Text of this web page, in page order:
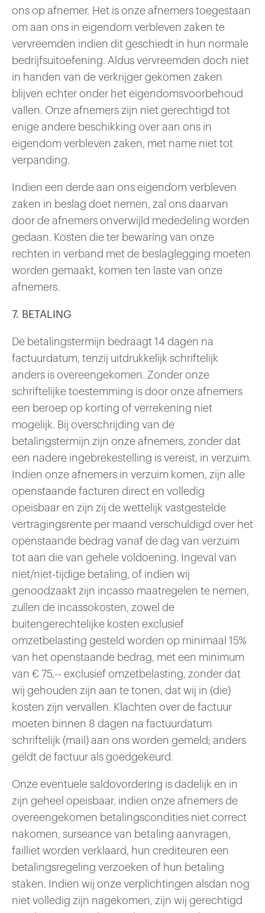
ons op afnemer. Het is onze afnemers toegestaan
om aan ons in eigendom verbleven zaken te
vervreemden indien dit geschiedt in hun normale
bedrijfsuitoefening. Aldus vervreemden doch niet
in handen van de verkrijger gekomen zaken
blijven echter onder het eigendomsvoorbehoud
vallen. Onze afnemers zijn niet gerechtigd tot
enige andere beschikking over aan ons in
eigendom verbleven zaken, met name niet tot
verpanding.
Indien een derde aan ons eigendom verbleven
zaken in beslag doet nemen, zal ons daarvan
door de afnemers onverwijld mededeling worden
gedaan. Kosten die ter bewaring van onze
rechten in verband met de beslaglegging moeten
worden gemaakt, komen ten laste van onze
afnemers.
7. BETALING
De betalingstermijn bedraagt 14 dagen na
factuurdatum, tenzij uitdrukkelijk schriftelijk
anders is overeengekomen. Zonder onze
schriftelijke toestemming is door onze afnemers
een beroep op korting of verrekening niet
mogelijk. Bij overschrijding van de
betalingstermijn zijn onze afnemers, zonder dat
een nadere ingebrekestelling is vereist, in verzuim.
Indien onze afnemers in verzuim komen, zijn alle
openstaande facturen direct en volledig
opeisbaar en zijn zij de wettelijk vastgestelde
vertragingsrente per maand verschuldigd over het
openstaande bedrag vanaf de dag van verzuim
tot aan die van gehele voldoening. Ingeval van
niet/niet-tijdige betaling, of indien wij
genoodzaakt zijn incasso maatregelen te nemen,
zullen de incassokosten, zowel de
buitengerechtelijke kosten exclusief
omzetbelasting gesteld worden op minimaal 15%
van het openstaande bedrag, met een minimum
van € 75,-- exclusief omzetbelasting, zonder dat
wij gehouden zijn aan te tonen, dat wij in (die)
kosten zijn vervallen. Klachten over de factuur
moeten binnen 8 dagen na factuurdatum
schriftelijk (mail) aan ons worden gemeld; anders
geldt de factuur als goedgekeurd.
Onze eventuele saldovordering is dadelijk en in
zijn geheel opeisbaar, indien onze afnemers de
overeengekomen betalingscondities niet correct
nakomen, surseance van betaling aanvragen,
failliet worden verklaard, hun crediteuren een
betalingsregeling verzoeken of hun betaling
staken. Indien wij onze verplichtingen alsdan nog
niet volledig zijn nagekomen, zijn wij gerechtigd